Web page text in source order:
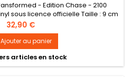
- Edition Chase - 2100
sous licence officielle Taille : 9 cm
environ
Prix
32,90 €
Ajouter au panier
articles en stock